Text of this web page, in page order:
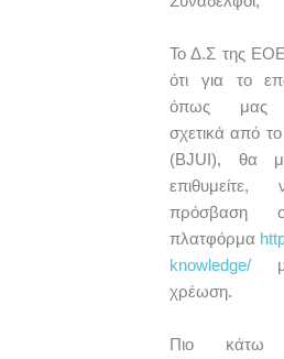
Το Δ.Σ της
ότι για το
όπως μας
σχετικά από
(BJUI), θα
επιθυμείτε,
πρόσβαση
πλατφόρμα
knowledge/
χρέωση.
Πιο κάτω